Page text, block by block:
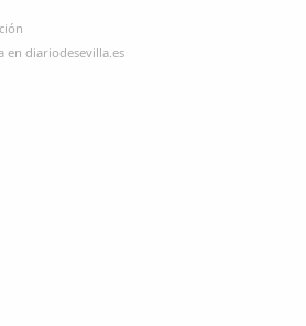
en diariodesevilla.es